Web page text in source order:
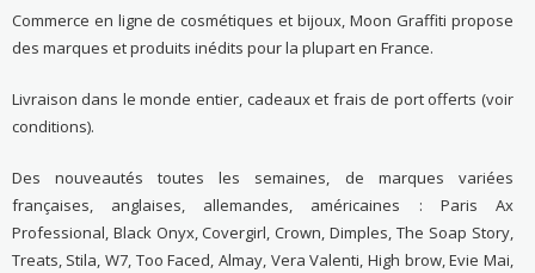
Commerce en ligne de cosmétiques et bijoux, Moon Graffiti propose
des marques et produits inédits pour la plupart en France.
Livraison dans le monde entier, cadeaux et frais de port offerts (voir
conditions).
Des nouveautés toutes les semaines, de marques variées
françaises, anglaises, allemandes, américaines : Paris Ax
Professional, Black Onyx, Covergirl, Crown, Dimples, The Soap Story,
Treats, Stila, W7, Too Faced, Almay, Vera Valenti, High brow, Evie Mai,